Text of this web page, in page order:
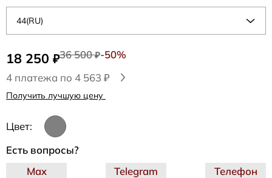
18 250 ₽36 500₽-50%
4 платежа по 4 563 ₽
Получить лучшую цену
Цвет:
44(RU)
Есть вопросы?
Telegram
Max Телефон